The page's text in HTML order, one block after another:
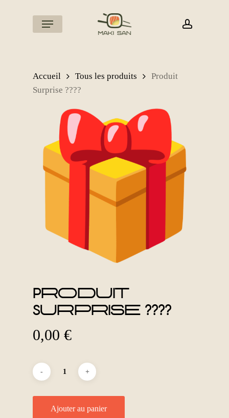
account
Menu
Accueil Tous les produits
Produit
Surprise ????
Produit
Surprise ????
0,00 €
Ajouter au panier